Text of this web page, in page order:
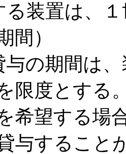
装置は、
間）
の期間は、
限度とする
希望する場
与すること